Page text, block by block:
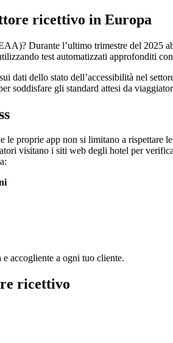
ricettivo in Europa
Durante l’ultimo trimestre del 2025
test automatizzati approfonditi
dati dello stato dell’accessibilità nel
soddisfare gli standard attesi da
le proprie app non si limitano a
visitano i siti web degli hotel per
accogliente a ogni tuo cliente.
ricettivo